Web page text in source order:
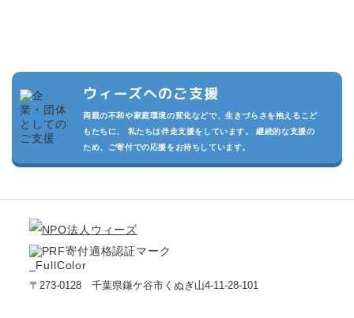
ウィーズへのご支援
両親の不和や家庭環境の変化などで、生きづらさを抱えるこど
もたちに、 私たちは伴走支援をしています。 継続的な支援の
ため、ご寄付での応援をお待ちしています。
〒273-0128 千葉県鎌ケ谷市くぬぎ山4-11-28-101